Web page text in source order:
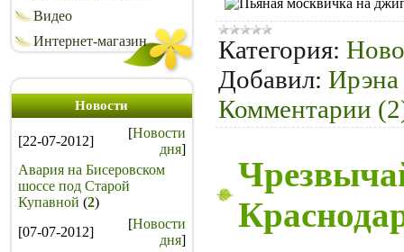
Видео
Интернет-магазин
Новости
[22-07-2012]
[Новости
дня]
Авария на Бисеровском
шоссе под Старой
Купавной (2)
[07-07-2012]
[Новости
дня]
Категория:
Добавил: Ирэна
Комментарии